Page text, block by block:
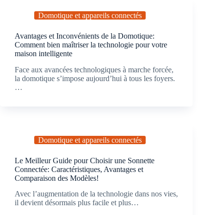
Domotique et appareils connectés
Avantages et Inconvénients de la Domotique:
Comment bien maîtriser la technologie pour votre
maison intelligente
Face aux avancées technologiques à marche forcée,
la domotique s’impose aujourd’hui à tous les foyers.
…
Domotique et appareils connectés
Le Meilleur Guide pour Choisir une Sonnette
Connectée: Caractéristiques, Avantages et
Comparaison des Modèles!
Avec l’augmentation de la technologie dans nos vies,
il devient désormais plus facile et plus…